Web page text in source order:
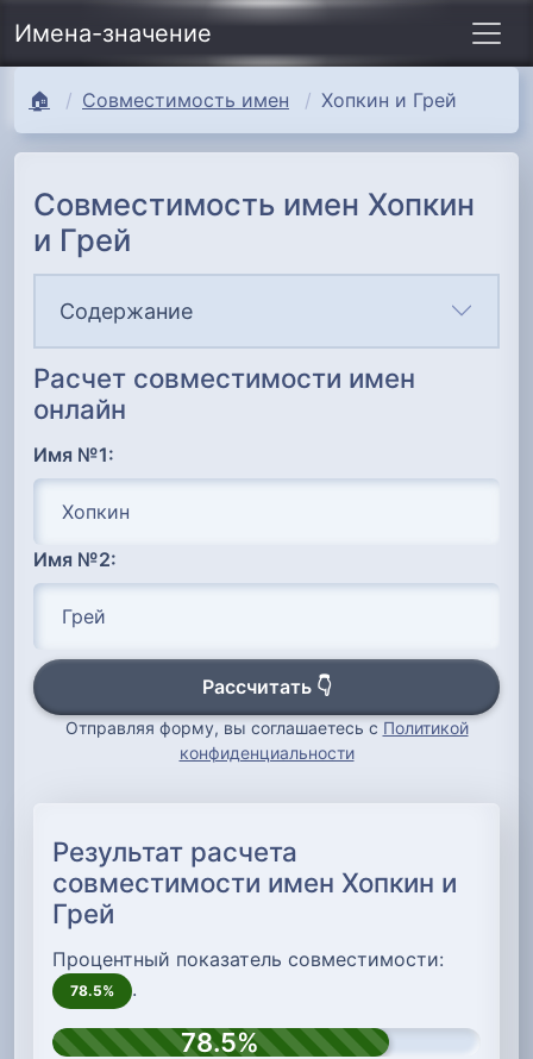
Имена-значение
🏠 Совместимость имен Хопкин и Грей
Совместимость имен Хопкин
и Грей
Содержание
Расчет совместимости имен
онлайн
Имя №1:
Имя №2:
Рассчитать 👇
Отправляя форму, вы соглашаетесь с Политикой
конфиденциальности
Результат расчета
совместимости имен Хопкин и
Грей
Процентный показатель совместимости:
78.5% .
78.5%